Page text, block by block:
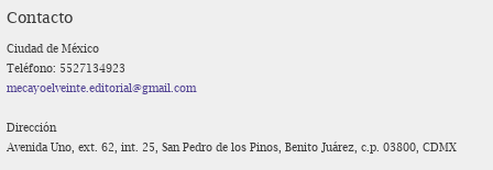
Contacto
Ciudad de México
Teléfono: 5527134923
mecayoelveinte.editorial@gmail.com
Dirección
Avenida Uno, ext. 62, int. 25, San Pedro de los Pinos, Benito Juárez, c.p. 03800, CDMX